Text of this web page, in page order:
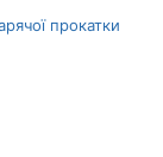
прокатки